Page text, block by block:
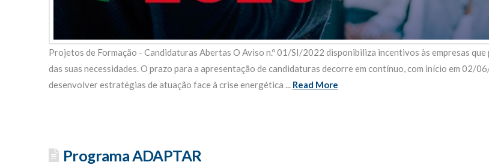
Projetos de Formação - Candidaturas Abertas O Aviso n.º 01/SI/2022 disponibiliza incentivos às empresas
das suas necessidades. O prazo para a apresentação de candidaturas decorre em contínuo, com início em 02/
desenvolver estratégias de atuação face à crise energética ... Read More
Programa ADAPTAR